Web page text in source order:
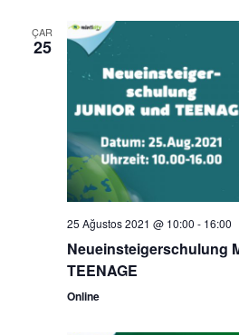
ÇAR
25
25 Ağustos 2021 @ 10:00 - 16:00
Neueinsteigerschulung
TEENAGE
Online